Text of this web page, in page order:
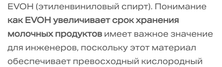
5
Соответствие
экологическим
требованиям
и
EVOH (этиленвиниловый спирт). Понимание
как EVOH увеличивает срок хранения
молочных продуктов имеет важное значение
для инженеров, поскольку этот материал
обеспечивает превосходный кислородный